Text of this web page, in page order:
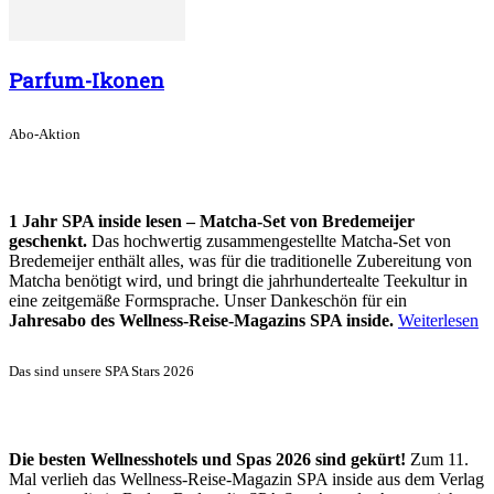
Parfum-Ikonen
Abo-Aktion
1 Jahr SPA inside lesen – Matcha-Set von Bredemeijer
geschenkt. Das hochwertig zusammengestellte Matcha-Set von
Bredemeijer enthält alles, was für die traditionelle Zubereitung von
Matcha benötigt wird, und bringt die jahrhundertealte Teekultur in
eine zeitgemäße Formsprache. Unser Dankeschön für ein
Jahresabo des Wellness-Reise-Magazins SPA inside. Weiterlesen
Das sind unsere SPA Stars 2026
Die besten Wellnesshotels und Spas 2026 sind gekürt! Zum 11.
Mal verlieh das Wellness-Reise-Magazin SPA inside aus dem Verlag